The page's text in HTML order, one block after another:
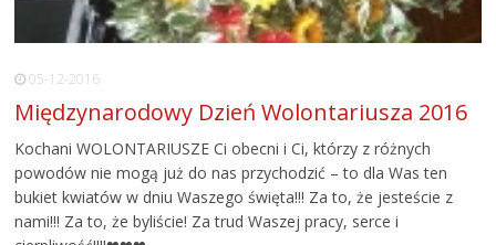
05-12-2016
Międzynarodowy Dzień Wolontariusza 2016
Kochani WOLONTARIUSZE Ci obecni i Ci, którzy z różnych
powodów nie mogą już do nas przychodzić – to dla Was ten
bukiet kwiatów w dniu Waszego święta!!! Za to, że jesteście z
nami!!! Za to, że byliście! Za trud Waszej pracy, serce i